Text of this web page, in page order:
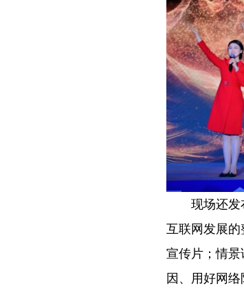
现场还发布
互联网发展的
宣传片；情景
因、用好网